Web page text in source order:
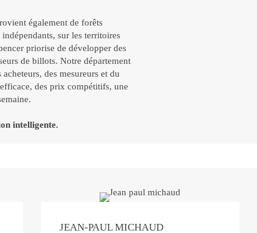
également de forêts
sur les territoires
priorise de développer des
de billots. Notre département
des mesureurs et du
des prix compétitifs, une
intelligente.
JEAN-PAUL MICHAUD